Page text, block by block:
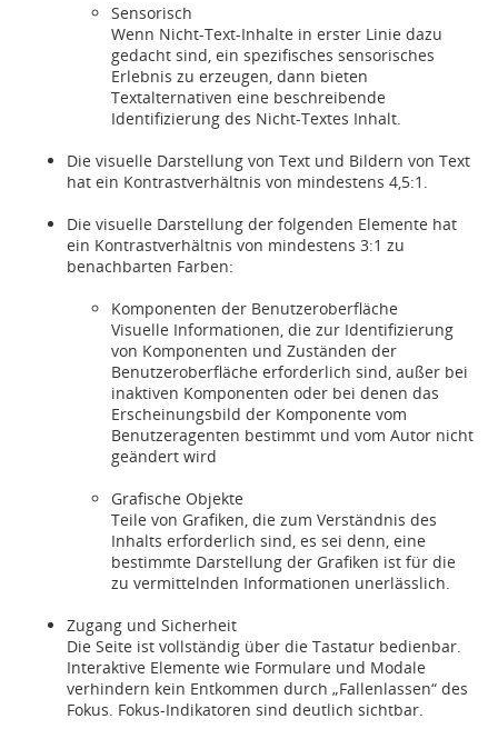
Sensorisch
Wenn Nicht-Text-Inhalte in erster Linie dazu
gedacht sind, ein spezifisches sensorisches
Erlebnis zu erzeugen, dann bieten
Textalternativen eine beschreibende
Identifizierung des Nicht-Textes Inhalt.
Die visuelle Darstellung von Text und Bildern von Text
hat ein Kontrastverhältnis von mindestens 4,5:1.
Die visuelle Darstellung der folgenden Elemente hat
ein Kontrastverhältnis von mindestens 3:1 zu
benachbarten Farben:
Komponenten der Benutzeroberfläche
Visuelle Informationen, die zur Identifizierung
von Komponenten und Zuständen der
Benutzeroberfläche erforderlich sind, außer bei
inaktiven Komponenten oder bei denen das
Erscheinungsbild der Komponente vom
Benutzeragenten bestimmt und vom Autor nicht
geändert wird
Grafische Objekte
Teile von Grafiken, die zum Verständnis des
Inhalts erforderlich sind, es sei denn, eine
bestimmte Darstellung der Grafiken ist für die
zu vermittelnden Informationen unerlässlich.
Zugang und Sicherheit
Die Seite ist vollständig über die Tastatur bedienbar.
Interaktive Elemente wie Formulare und Modale
verhindern kein Entkommen durch „Fallenlassen“ des
Fokus. Fokus-Indikatoren sind deutlich sichtbar.